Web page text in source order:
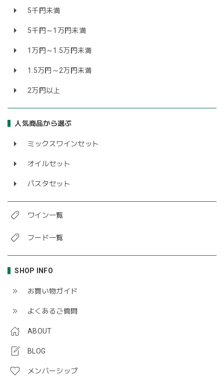
5千円未満
5千円～1万円未満
1万円～1.5万円未満
1.5万円～2万円未満
2万円以上
人気商品から選ぶ
ミックスワインセット
オイルセット
パスタセット
ワイン一覧
フード一覧
SHOP INFO
お買い物ガイド
よくあるご質問
ABOUT
BLOG
メンバーシップ